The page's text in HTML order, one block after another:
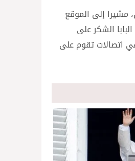
مشيرا إلى الموقع
الشكر على
اتصالات تقوم على